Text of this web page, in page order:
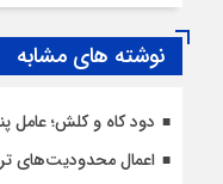
نوشته های مشابه
دود کاه و کلش؛ عامل
اعمال محدودیت‌‌های